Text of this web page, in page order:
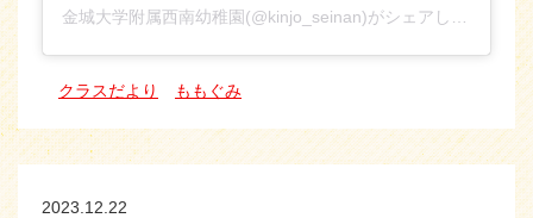
クラスだより ももぐみ
2023.12.22